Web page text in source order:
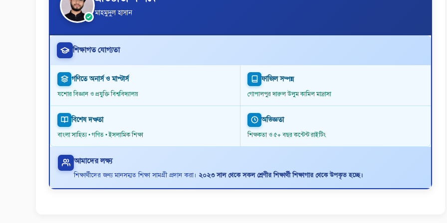
মাহমুদুল হাসান
শিক্ষাগত যোগ্যতা
গণিতে অনার্স ও মাস্টার্স
যশোর বিজ্ঞান ও প্রযুক্তি বিশ্ববিদ্যালয়
ফাজিল সম্পন্ন
গোপালপুর দারুল উলুম কামিল মাদ্রাসা
বিশেষ দক্ষতা
বাংলা সাহিত্য • গণিত • ইসলামিক শিক্ষা
অভিজ্ঞতা
শিক্ষকতা ও ৫+ বছর কন্টেন্ট রাইটিং
আমাদের লক্ষ্য
শিক্ষার্থীদের জন্য মানসম্মত শিক্ষা সামগ্রী প্রদান করা। ২০২৩ সাল থেকে সকল শ্রেণীর শিক্ষার্থী শিক্ষাগার থেকে উপকৃত হচ্ছে।